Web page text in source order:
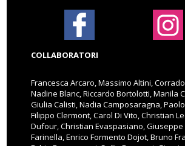
COLLABORATORI
Francesca Arcaro, Massimo Altini,
Nadine Blanc, Riccardo Bortolotti, Manila
Giulia Calisti, Nadia Camposaragna,
Filippo Clermont, Carol Di Vito, Christian
Dufour, Christian Evaspasiano, Giuseppe
Farinella, Enrico Formento Dojot, Bruno